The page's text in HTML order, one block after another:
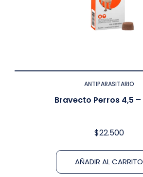
ANTIPARASITARIO
Bravecto Perros 4,5 –
$22.500
AÑADIR AL CARRITO